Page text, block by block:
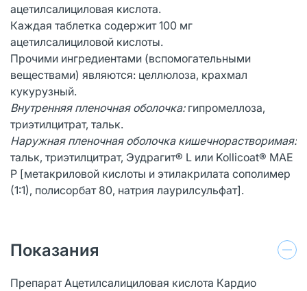
ацетилсалициловая кислота.
Каждая таблетка содержит 100 мг
ацетилсалициловой кислоты.
Прочими ингредиентами (вспомогательными
веществами) являются: целлюлоза, крахмал
кукурузный.
Внутренняя пленочная оболочка: гипромеллоза,
триэтилцитрат, тальк.
Наружная пленочная оболочка кишечнорастворимая:
тальк, триэтилцитрат, Эудрагит® L или Kollicoat® MAE
P [метакриловой кислоты и этилакрилата сополимер
(1:1), полисорбат 80, натрия лаурилсульфат].
Показания
Препарат Ацетилсалициловая кислота Кардио